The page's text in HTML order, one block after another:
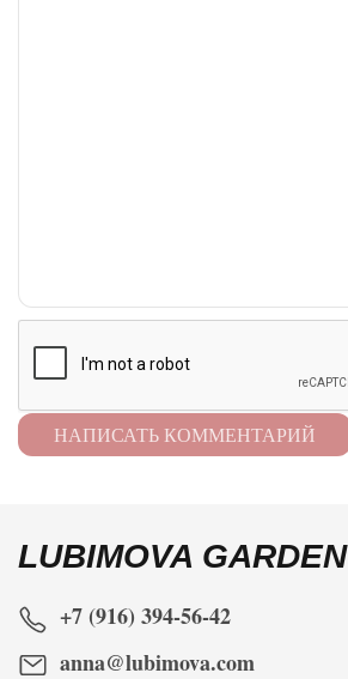
LUBIMOVA GARDEN
+7 (916) 394-56-42
anna@lubimova.com